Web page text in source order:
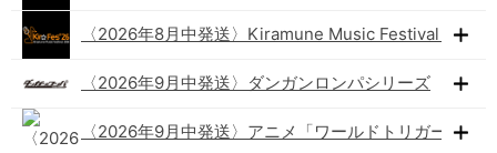
〈2026年8月中発送〉Kiramune Music Festival 2026
〈2026年9月中発送〉ダンガンロンパシリーズ
〈2026年9月中発送〉アニメ「ワールドトリガー」